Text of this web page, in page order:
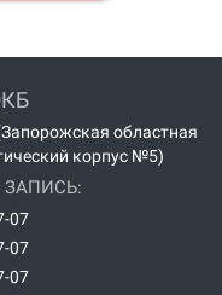
областная
корпус №5)
07
07
07